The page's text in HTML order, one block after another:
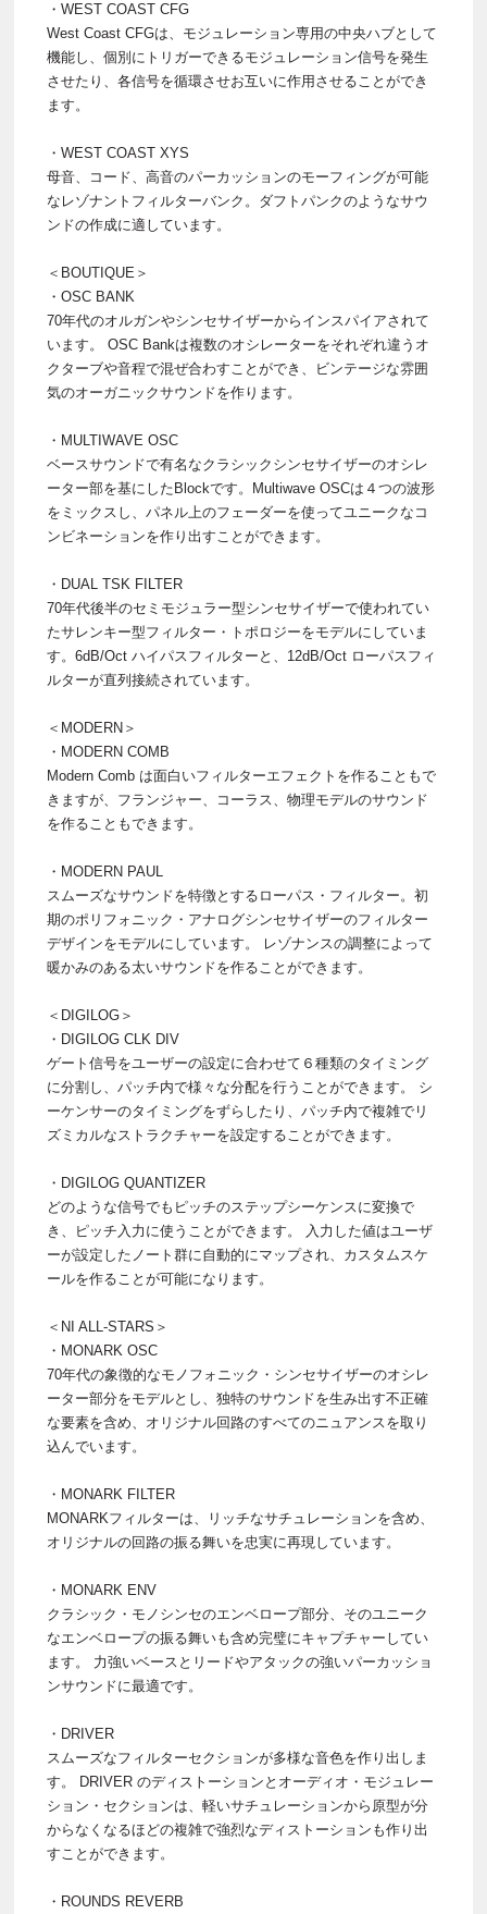
・WEST COAST CFG
West Coast CFGは、モジュレーション専用の中央ハブとして
機能し、個別にトリガーできるモジュレーション信号を発生
させたり、各信号を循環させお互いに作用させることができ
ます。
・WEST COAST XYS
母音、コード、高音のパーカッションのモーフィングが可能
なレゾナントフィルターバンク。ダフトパンクのようなサウ
ンドの作成に適しています。
＜BOUTIQUE＞
・OSC BANK
70年代のオルガンやシンセサイザーからインスパイアされて
います。 OSC Bankは複数のオシレーターをそれぞれ違うオ
クターブや音程で混ぜ合わすことができ、ビンテージな雰囲
気のオーガニックサウンドを作ります。
・MULTIWAVE OSC
ベースサウンドで有名なクラシックシンセサイザーのオシレ
ーター部を基にしたBlockです。Multiwave OSCは４つの波形
をミックスし、パネル上のフェーダーを使ってユニークなコ
ンビネーションを作り出すことができます。
・DUAL TSK FILTER
70年代後半のセミモジュラー型シンセサイザーで使われてい
たサレンキー型フィルター・トポロジーをモデルにしていま
す。6dB/Oct ハイパスフィルターと、12dB/Oct ローパスフィ
ルターが直列接続されています。
＜MODERN＞
・MODERN COMB
Modern Comb は面白いフィルターエフェクトを作ることもで
きますが、フランジャー、コーラス、物理モデルのサウンド
を作ることもできます。
・MODERN PAUL
スムーズなサウンドを特徴とするローパス・フィルター。初
期のポリフォニック・アナログシンセサイザーのフィルター
デザインをモデルにしています。 レゾナンスの調整によって
暖かみのある太いサウンドを作ることができます。
＜DIGILOG＞
・DIGILOG CLK DIV
ゲート信号をユーザーの設定に合わせて６種類のタイミング
に分割し、パッチ内で様々な分配を行うことができます。 シ
ーケンサーのタイミングをずらしたり、パッチ内で複雑でリ
ズミカルなストラクチャーを設定することができます。
・DIGILOG QUANTIZER
どのような信号でもピッチのステップシーケンスに変換で
き、ピッチ入力に使うことができます。 入力した値はユーザ
ーが設定したノート群に自動的にマップされ、カスタムスケ
ールを作ることが可能になります。
＜NI ALL-STARS＞
・MONARK OSC
70年代の象徴的なモノフォニック・シンセサイザーのオシレ
ーター部分をモデルとし、独特のサウンドを生み出す不正確
な要素を含め、オリジナル回路のすべてのニュアンスを取り
込んでいます。
・MONARK FILTER
MONARKフィルターは、リッチなサチュレーションを含め、
オリジナルの回路の振る舞いを忠実に再現しています。
・MONARK ENV
クラシック・モノシンセのエンベロープ部分、そのユニーク
なエンベロープの振る舞いも含め完璧にキャプチャーしてい
ます。 力強いベースとリードやアタックの強いパーカッショ
ンサウンドに最適です。
・DRIVER
スムーズなフィルターセクションが多様な音色を作り出しま
す。 DRIVER のディストーションとオーディオ・モジュレー
ション・セクションは、軽いサチュレーションから原型が分
からなくなるほどの複雑で強烈なディストーションも作り出
すことができます。
・ROUNDS REVERB